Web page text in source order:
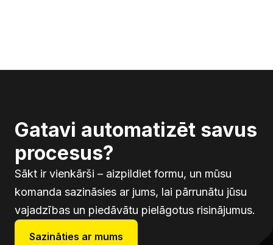
Gatavi automatizēt savus
procesus?
Sākt ir vienkārši – aizpildiet formu, un mūsu
komanda sazināsies ar jums, lai pārrunātu jūsu
vajadzības un piedāvātu pielāgotus risinājumus.
Sazināties ar mums